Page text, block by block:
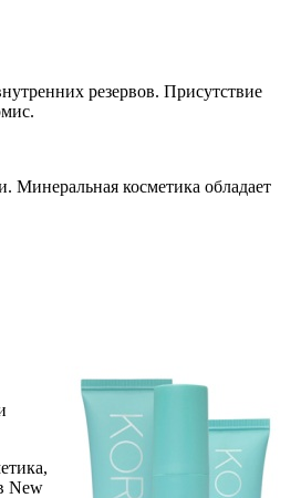
резервов. Присутствие
Минеральная косметика обладает
New